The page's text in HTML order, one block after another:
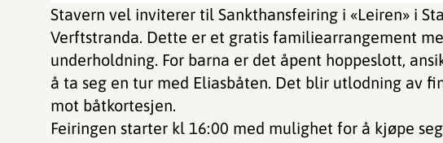
Stavern vel inviterer til Sankthansfeiring i «Leiren» i
Verftstranda. Dette er et gratis familiearrangement
underholdning. For barna er det åpent hoppeslott,
å ta seg en tur med Eliasbåten. Det blir utlodning av
mot båtkortesjen.
Feiringen starter kl 16:00 med mulighet for å kjøpe